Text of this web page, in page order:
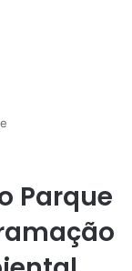
Parque